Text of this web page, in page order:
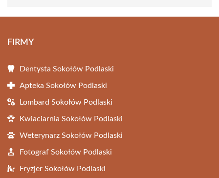
FIRMY
Dentysta Sokołów Podlaski
Apteka Sokołów Podlaski
Lombard Sokołów Podlaski
Kwiaciarnia Sokołów Podlaski
Weterynarz Sokołów Podlaski
Fotograf Sokołów Podlaski
Fryzjer Sokołów Podlaski